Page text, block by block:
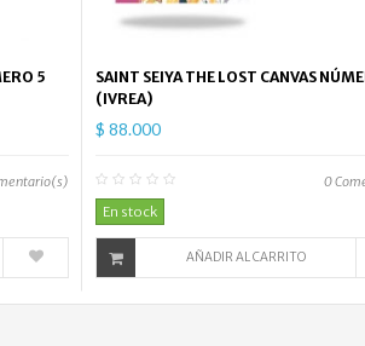
5
SAINT SEIYA THE LOST CANVAS
(IVREA)
$ 88.000
0
En stock
AÑADIR AL CARRITO